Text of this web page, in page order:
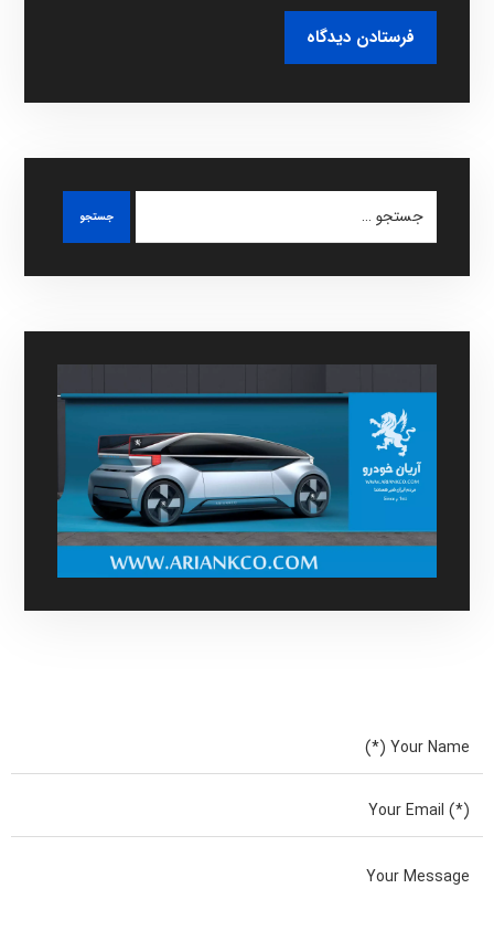
فرستادن دیدگاه
جستجو